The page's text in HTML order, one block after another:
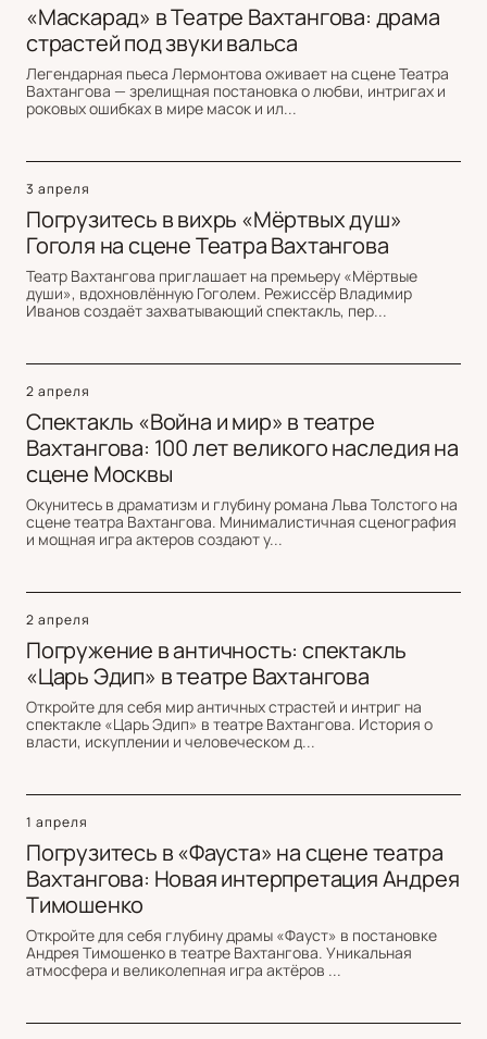
«Маскарад» в Театре Вахтангова: драма
страстей под звуки вальса
Легендарная пьеса Лермонтова оживает на сцене Театра
Вахтангова — зрелищная постановка о любви, интригах и
роковых ошибках в мире масок и ил...
3 апреля
Погрузитесь в вихрь «Мёртвых душ»
Гоголя на сцене Театра Вахтангова
Театр Вахтангова приглашает на премьеру «Мёртвые
души», вдохновлённую Гоголем. Режиссёр Владимир
Иванов создаёт захватывающий спектакль, пер...
2 апреля
Спектакль «Война и мир» в театре
Вахтангова: 100 лет великого наследия на
сцене Москвы
Окунитесь в драматизм и глубину романа Льва Толстого на
сцене театра Вахтангова. Минималистичная сценография
и мощная игра актеров создают у...
2 апреля
Погружение в античность: спектакль
«Царь Эдип» в театре Вахтангова
Откройте для себя мир античных страстей и интриг на
спектакле «Царь Эдип» в театре Вахтангова. История о
власти, искуплении и человеческом д...
1 апреля
Погрузитесь в «Фауста» на сцене театра
Вахтангова: Новая интерпретация Андрея
Тимошенко
Откройте для себя глубину драмы «Фауст» в постановке
Андрея Тимошенко в театре Вахтангова. Уникальная
атмосфера и великолепная игра актёров ...